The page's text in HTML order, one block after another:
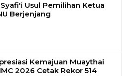
Usul Pemilihan Ketua
Berjenjang
Kemajuan Muaythai
2026 Cetak Rekor 514